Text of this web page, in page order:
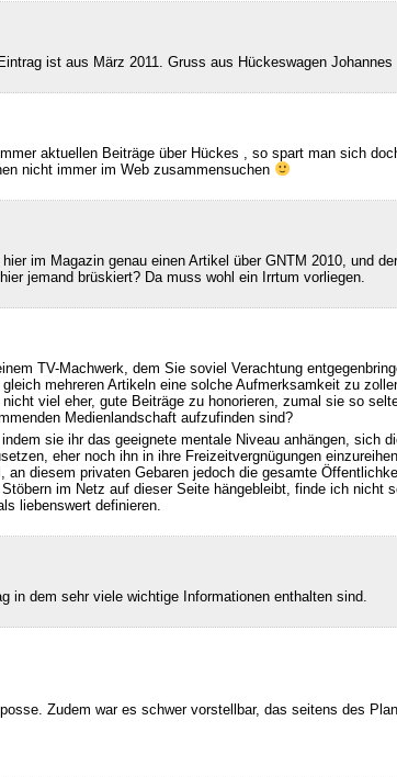
ist aus März 2011. Gruss aus Hückeswagen Johannes
aktuellen Beiträge über Hückes , so spart man sich
nicht immer im Web zusammensuchen
im Magazin genau einen Artikel über GNTM 2010, und
jemand brüskiert? Da muss wohl ein Irrtum vorliegen.
TV-Machwerk, dem Sie soviel Verachtung
mehreren Artikeln eine solche Aufmerksamkeit zu
viel eher, gute Beiträge zu honorieren, zumal sie so
Medienlandschaft aufzufinden sind?
sie ihr das geeignete mentale Niveau anhängen, sich
eher noch ihn in ihre Freizeitvergnügungen
an diesem privaten Gebaren jedoch die gesamte
im Netz auf dieser Seite hängebleibt, finde ich nicht
liebenswert definieren.
in dem sehr viele wichtige Informationen enthalten sind.
Zudem war es schwer vorstellbar, das seitens des